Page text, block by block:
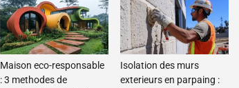
Maison eco-responsable
: 3 methodes de
Isolation des murs
exterieurs en parpaing :